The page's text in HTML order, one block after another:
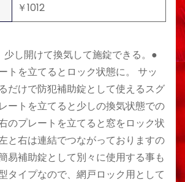
￥1012
少し開けて換気して施錠できる。●
トを立てるとロック状態に。 サッ
だけで防犯補助錠として使えるスグ
ートを立てると少しの換気状態での
のプレートを立てると窓をロック状
と右は連結でつながっておりますの
易補助錠として別々に使用する事も
タイプなので、網戸ロック用として